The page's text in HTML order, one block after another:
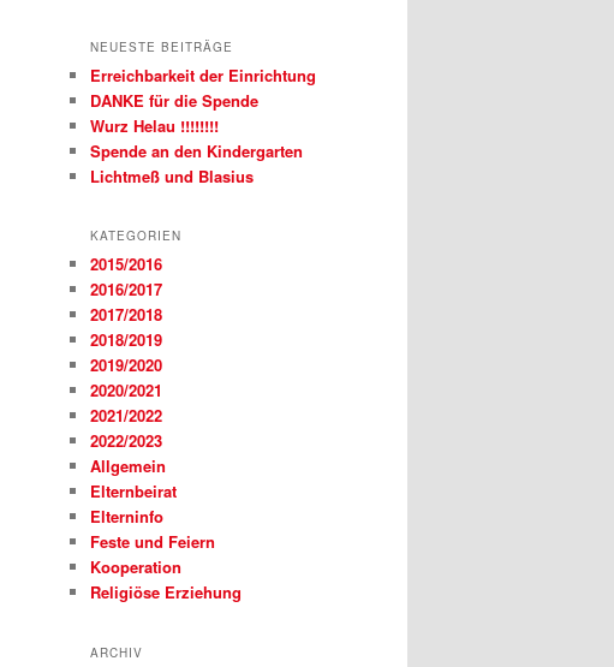
NEUESTE BEITRÄGE
Erreichbarkeit der Einrichtung
DANKE für die Spende
Wurz Helau !!!!!!!!
Spende an den Kindergarten
Lichtmeß und Blasius
KATEGORIEN
2015/2016
2016/2017
2017/2018
2018/2019
2019/2020
2020/2021
2021/2022
2022/2023
Allgemein
Elternbeirat
Elterninfo
Feste und Feiern
Kooperation
Religiöse Erziehung
ARCHIV